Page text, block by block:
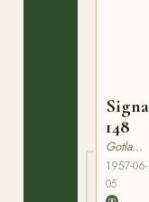
Signal
148
Gotlandsruss
1957-06-
05